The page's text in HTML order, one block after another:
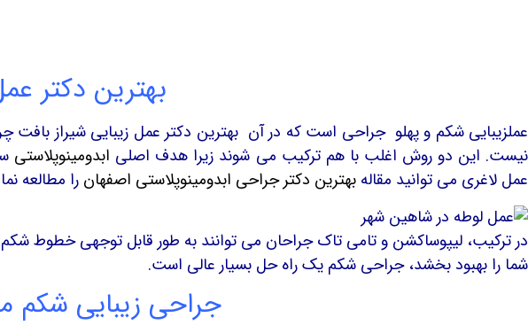
بهترین دکتر
عملزیبایی شکم و پهلو جراحی است که در آن بهترین دکتر عمل زیبایی شیراز
نیست. این دو روش اغلب با هم ترکیب می شوند زیرا هدف اصلی ابدومینوپلاستی
عمل لاغری می توانید مقاله بهترین دکتر جراحی ابدومینوپلاستی اصفهان را مطالعه
در ترکیب، لیپوساکشن و تامی تاک جراحان می توانند به طور قابل توجهی خطوط شکم
شما را بهبود بخشد، جراحی شکم یک راه حل بسیار عالی است.
جراحی زیبایی شکم